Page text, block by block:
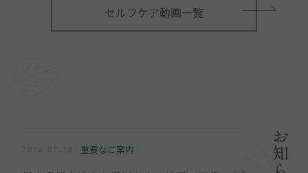
セルフケア動画一覧
2026.07.28 重要なご案内